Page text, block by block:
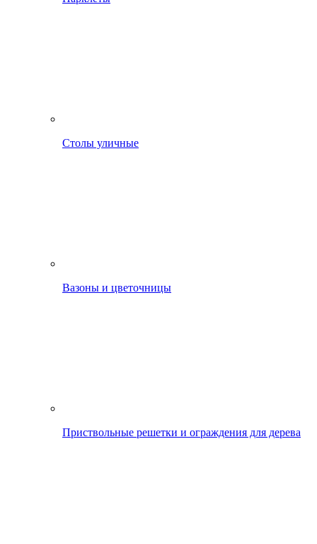
Столы уличные
Вазоны и цветочницы
Приствольные решетки и ограждения для дерева